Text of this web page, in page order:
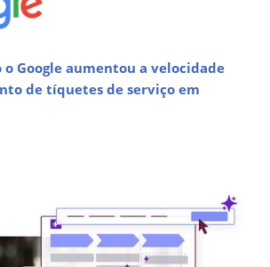
o Google aumentou a velocidade
de tíquetes de serviço em